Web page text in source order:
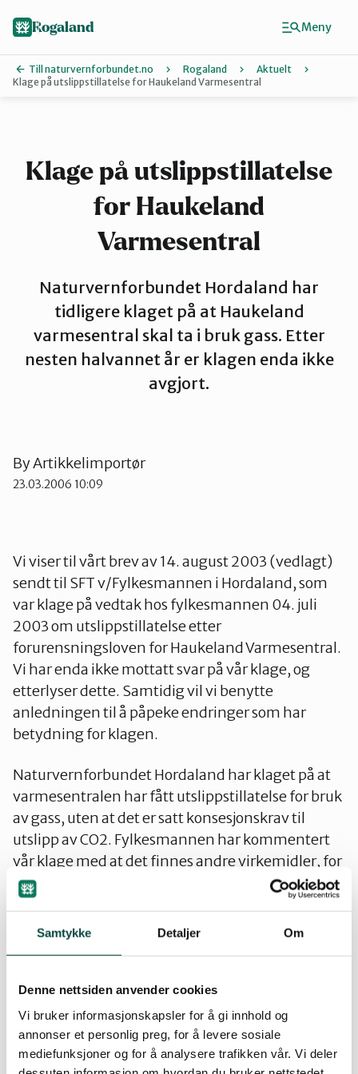
Samtykke Detaljer Om
Denne nettsiden anvender cookies
Vi bruker informasjonskapsler for å gi innhold og
annonser et personlig preg, for å levere sosiale
mediefunksjoner og for å analysere trafikken vår. Vi deler
Haugalandet
Nord-Jæren
Rogaland
Till naturvernforbundet.no Rogaland
Aktuelt
Klage på utslippstillatelse for Haukeland Varmesentral
Klage på utslippstillatelse
for Haukeland
Varmesentral
Naturvernforbundet Hordaland har
tidligere klaget på at Haukeland
varmesentral skal ta i bruk gass. Etter
nesten halvannet år er klagen enda ikke
avgjort.
ByArtikkelimportør
23.03.2006 10:09
Vi viser til vårt brev av 14. august 2003 (vedlagt)
sendt til SFT v/Fylkesmannen i Hordaland, som
var klage på vedtak hos fylkesmannen 04. juli
2003 om utslippstillatelse etter
forurensningsloven for Haukeland Varmesentral.
Vi har enda ikke mottatt svar på vår klage, og
etterlyser dette. Samtidig vil vi benytte
anledningen til å påpeke endringer som har
betydning for klagen.
Naturvernforbundet Hordaland har klaget på at
varmesentralen har fått utslippstillatelse for bruk
av gass, uten at det er satt konsesjonskrav til
utslipp av CO2. Fylkesmannen har kommentert
vår klage med at det finnes andre virkemidler, for
eksempel kvotesystem for klimagasser, som er
mer egnet enn konsesjonskrav til å regulere disse
utslippene.
perioden 2005-2007 ble innført ved årsskiftet.
Direkte bruk av gass til oppvarmingsformål er
ikke underlagt kvoteplikt, og har fortsatt ikke
CO2-avgift for utslippene bruken fører til. Derfor